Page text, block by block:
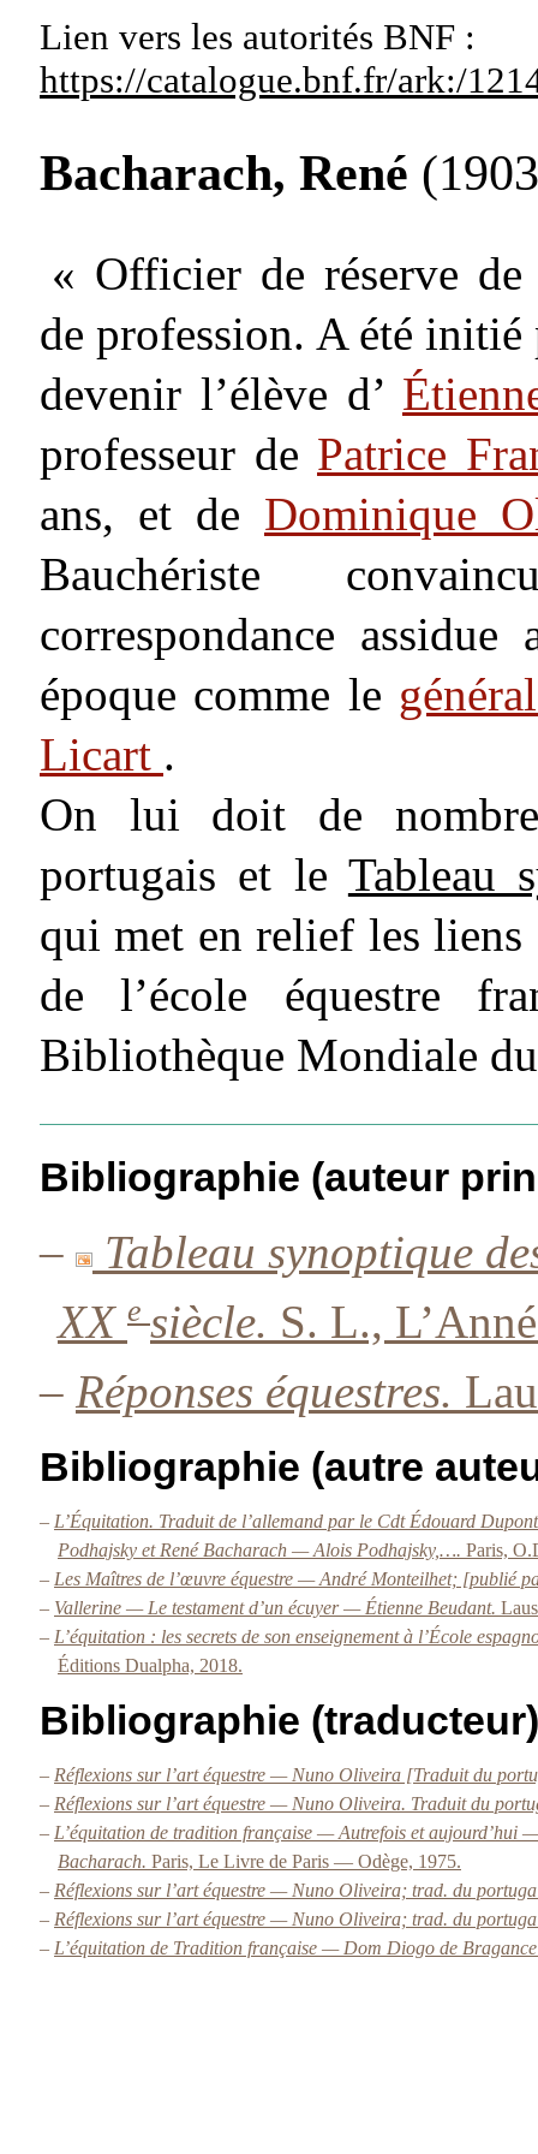
Lien vers les autorités BNF :
https://catalogue.bnf.fr/ark:/
Bacharach, René
« Officier de réserve
de profession. A été
devenir l’élève d’
professeur de Patrice
ans, et de Dominique
Bauchériste
correspondance
époque comme le
Licart .
On lui doit de
portugais et le Tableau
qui met en relief les
de l’école équestre
Bibliothèque Mondiale
Bibliographie (auteur
–
Tableau synoptique
XX e siècle. S. L.,
– Réponses équestres.
Bibliographie (autre
– L’Équitation. Traduit de l’allemand par le Cdt Édouard
Podhajsky et René Bacharach — Alois Podhajsky,…. Paris,
– Les Maîtres de l’œuvre équestre — André Monteilhet; [publié
– Vallerine — Le testament d’un écuyer — Étienne Beudant.
– L’équitation : les secrets de son enseignement à l’École
Éditions Dualpha, 2018.
Bibliographie (traducteur)
– Réflexions sur l’art équestre — Nuno Oliveira [Traduit du
– Réflexions sur l’art équestre — Nuno Oliveira. Traduit du
– L’équitation de tradition française — Autrefois et
Bacharach. Paris, Le Livre de Paris — Odège, 1975.
– Réflexions sur l’art équestre — Nuno Oliveira; trad. du
– Réflexions sur l’art équestre — Nuno Oliveira; trad. du
– L’équitation de Tradition française — Dom Diogo de